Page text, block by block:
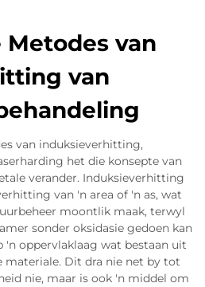
Metodes van
van
van induksieverhitting,
het die konsepte van
verander. Induksieverhitting
van 'n area of 'n as, wat
moontlik maak, terwyl
sonder oksidasie gedoen kan
'n oppervlaklaag wat bestaan uit
materiale. Dit dra nie net by tot
nie, maar is ook 'n middel om